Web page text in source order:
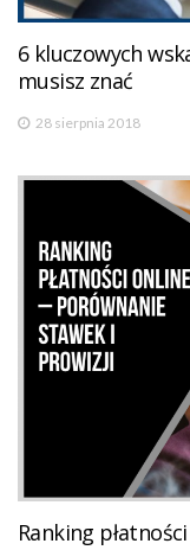
6 kluczowych
musisz znać
28 sierpnia 2018
Ranking